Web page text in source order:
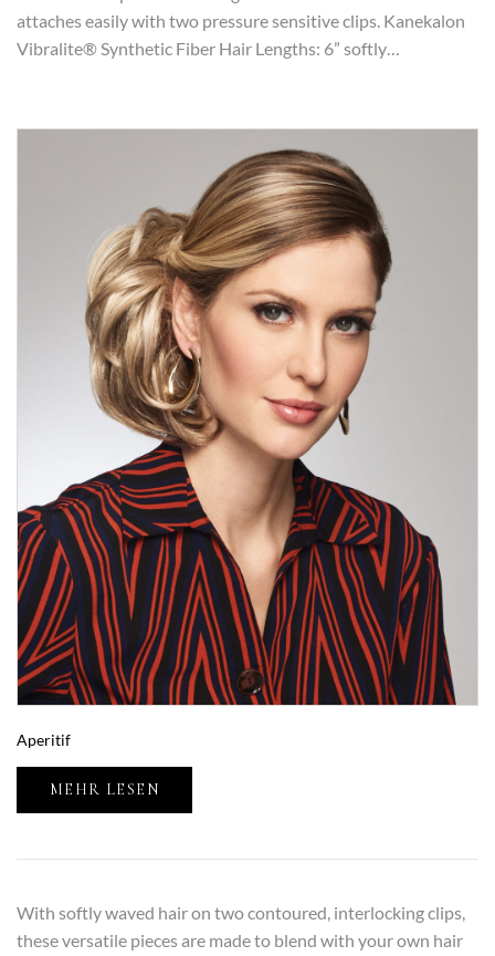
attaches easily with two pressure sensitive clips. Kanekalon
Vibralite® Synthetic Fiber Hair Lengths: 6” softly…
Aperitif
MEHR LESEN
With softly waved hair on two contoured, interlocking clips,
these versatile pieces are made to blend with your own hair